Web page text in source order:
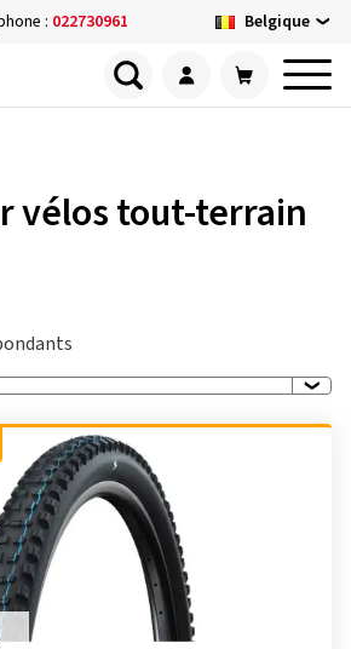
: 022730961 Belgique
vélos tout-terrain